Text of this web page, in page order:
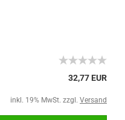
32,77 EUR
inkl. 19% MwSt. zzgl. Versand